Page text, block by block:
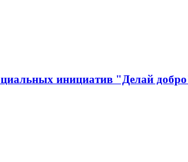
инициатив "Делай